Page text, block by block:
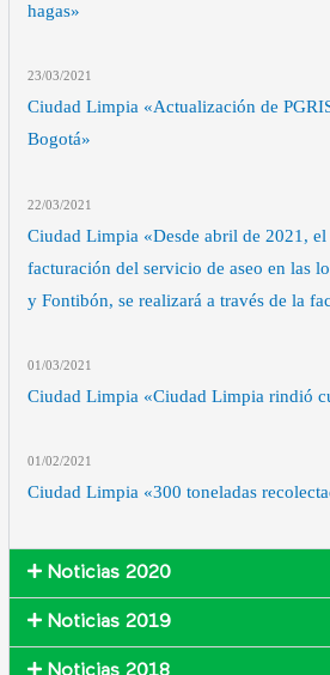
hagas»
23/03/2021
Ciudad Limpia «Actualización de
Bogotá»
22/03/2021
Ciudad Limpia «Desde abril de 2021, el
facturación del servicio de aseo en las
y Fontibón, se realizará a través de la
01/03/2021
Ciudad Limpia «Ciudad Limpia rindió
01/02/2021
Ciudad Limpia «300 toneladas
Noticias 2020
Noticias 2019